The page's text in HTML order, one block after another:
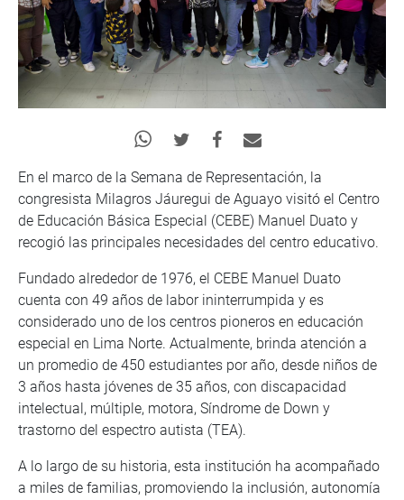
En el marco de la Semana de Representación, la
congresista Milagros Jáuregui de Aguayo visitó el Centro
de Educación Básica Especial (CEBE) Manuel Duato y
recogió las principales necesidades del centro educativo.
Fundado alrededor de 1976, el CEBE Manuel Duato
cuenta con 49 años de labor ininterrumpida y es
considerado uno de los centros pioneros en educación
especial en Lima Norte. Actualmente, brinda atención a
un promedio de 450 estudiantes por año, desde niños de
3 años hasta jóvenes de 35 años, con discapacidad
intelectual, múltiple, motora, Síndrome de Down y
trastorno del espectro autista (TEA).
A lo largo de su historia, esta institución ha acompañado
a miles de familias, promoviendo la inclusión, autonomía